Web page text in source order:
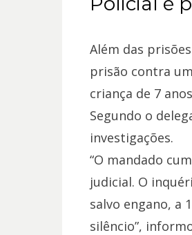
Além das
prisão contra
criança de 7
Segundo o
investigações.
“O mandado
judicial. O
salvo engano, a
silêncio”,